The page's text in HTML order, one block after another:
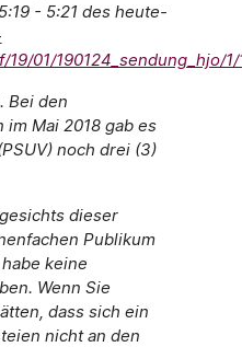
- 5:21 des heute-
01/190124_sendung_hjo/
Bei den
Mai 2018 gab es
noch drei (3)
dieser
Publikum
keine
Wenn Sie
dass sich ein
nicht an den